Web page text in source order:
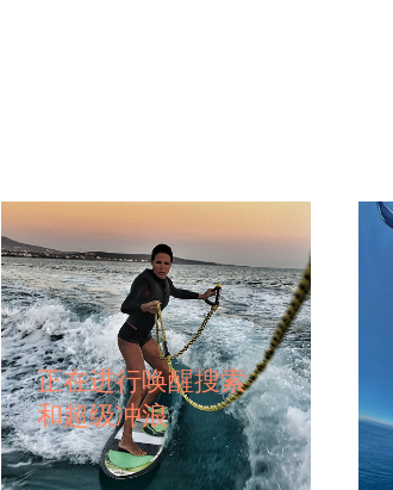
正在进行唤醒搜索
和超级冲浪